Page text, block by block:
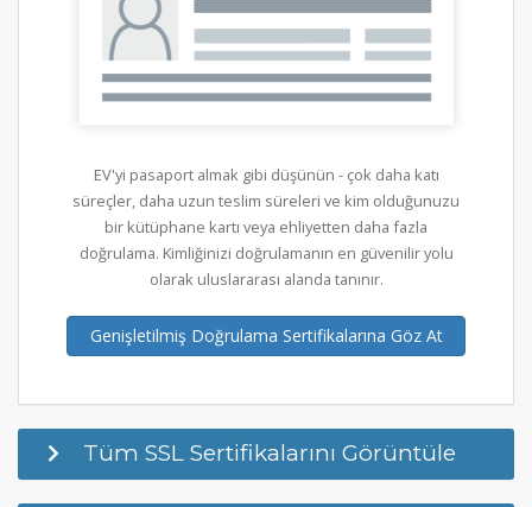
EV'yi pasaport almak gibi düşünün - çok daha katı
süreçler, daha uzun teslim süreleri ve kim olduğunuzu
bir kütüphane kartı veya ehliyetten daha fazla
doğrulama. Kimliğinizi doğrulamanın en güvenilir yolu
olarak uluslararası alanda tanınır.
Genişletilmiş Doğrulama Sertifikalarına Göz At
Tüm SSL Sertifikalarını Görüntüle